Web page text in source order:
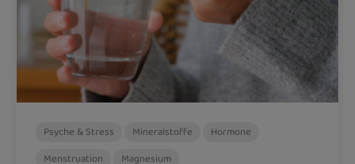
Psyche & Stress Mineralstoffe
Hormone
Menstruation
Magnesium